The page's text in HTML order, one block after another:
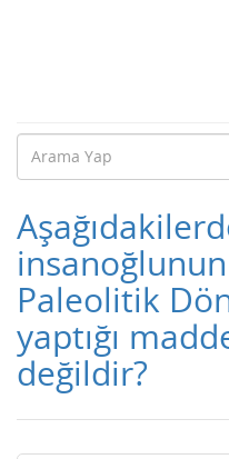
Paleolitik
yaptığı
değildir?